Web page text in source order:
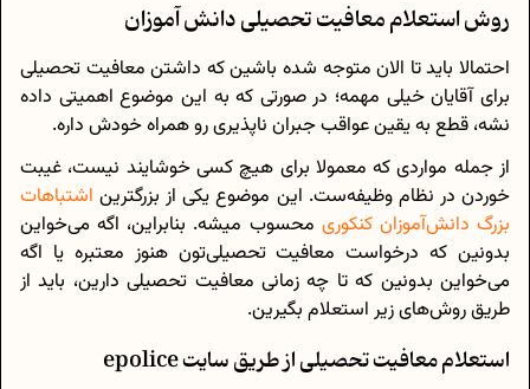
روش استعلام معافیت تحصیلی دانش آموزان
احتمالا باید تا الان متوجه شده باشین که داشتن معافیت تحصیلی
برای آقایان خیلی مهمه؛ در صورتی که به این موضوع اهمیتی داده
نشه، قطع به یقین عواقب جبران ناپذیری رو همراه خودش داره.
از جمله مواردی که معمولا برای هیچ کسی خوشایند نیست، غیبت
خوردن در نظام وظیفه‌ست. این موضوع یکی از بزرگترین اشتباهات
بزرگ دانش‌آموزان کنکوری محسوب میشه. بنابراین، اگه می‌خواین
بدونین که درخواست معافیت تحصیلی‌تون هنوز معتبره یا اگه
می‌خواین بدونین که تا چه زمانی معافیت تحصیلی دارین، باید از
طریق روش‌های زیر استعلام بگیرین.
استعلام معافیت تحصیلی از طریق سایت epolice